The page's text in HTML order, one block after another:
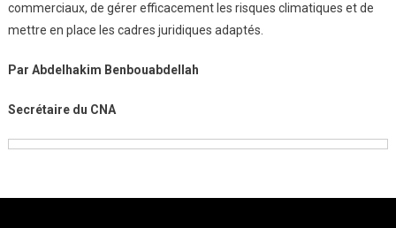
commerciaux, de gérer efficacement les risques climatiques et de
mettre en place les cadres juridiques adaptés.
Par Abdelhakim Benbouabdellah
Secrétaire du CNA